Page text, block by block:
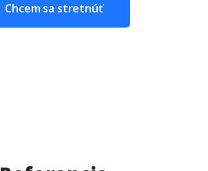
Chcem sa stretnúť